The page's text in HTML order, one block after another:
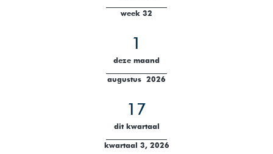
week 32
deze maand
augustus 2026
17
dit kwartaal
kwartaal 3, 2026